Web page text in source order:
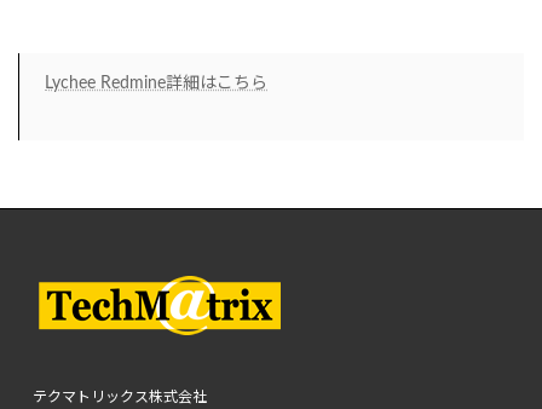
Lychee Redmine詳細はこちら
テクマトリックス株式会社